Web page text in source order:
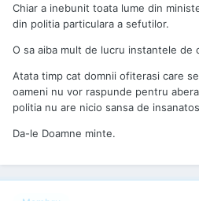
Chiar a inebunit toata lume din
din politia particulara a sefutilor.
O sa aiba mult de lucru instantele de
Atata timp cat domnii ofiterasi care
oameni nu vor raspunde pentru
politia nu are nicio sansa de
Da-le Doamne minte.